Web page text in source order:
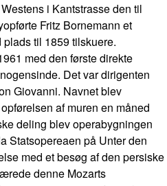
i Kantstrasse den til
Fritz Bornemann et
til 1859 tilskuere.
med den første direkte
Det var dirigenten
Giovanni. Navnet blev
af muren en måned
deling blev operabygningen
Statsopereaen på Unter den
med et besøg af den persiske
denne Mozarts